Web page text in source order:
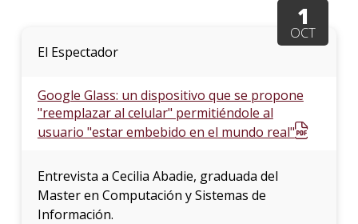
1
OCT
El Espectador
Google Glass: un dispositivo que se propone
"reemplazar al celular" permitiéndole al
usuario "estar embebido en el mundo real"
Entrevista a Cecilia Abadie, graduada del
Master en Computación y Sistemas de
Información.